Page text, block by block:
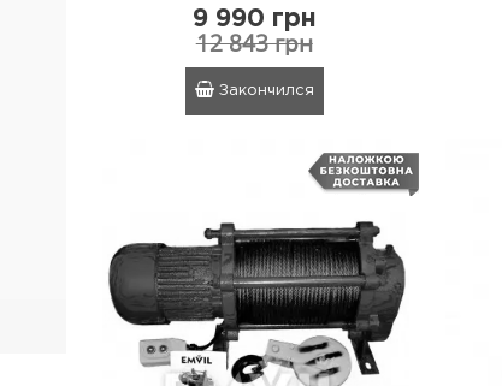
9 990 грн
12 843 грн
Закончился